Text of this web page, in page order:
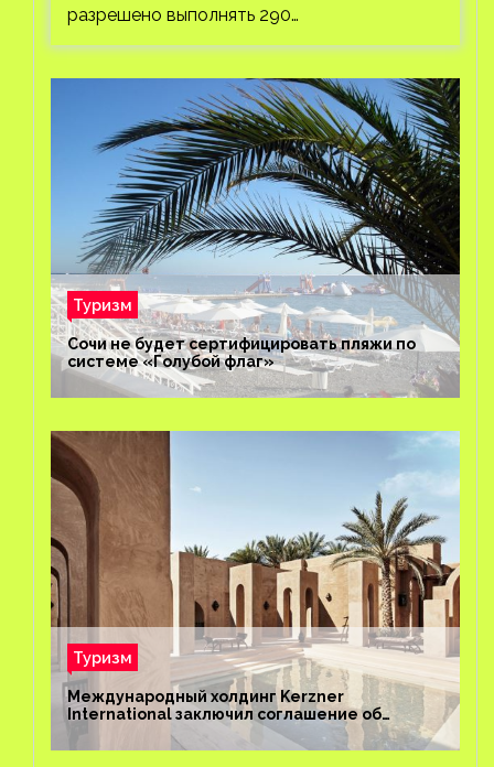
разрешено выполнять 290…
Туризм
Сочи не будет сертифицировать пляжи по
системе «Голубой флаг»
Туризм
Международный холдинг Kerzner
International заключил соглашение об
управлении курортом Bab Al Shams Desert
Resort в Дубае